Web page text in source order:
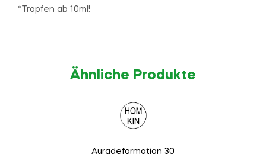
*Tropfen ab 10ml!
Ähnliche Produkte
Auradeformation 30